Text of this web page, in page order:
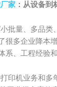
家 ：从设备
批量、多品
很多企业降本
系、工程经验
印机业务和